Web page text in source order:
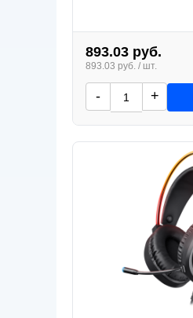
893.03 руб.
893.03 руб. / шт.
- +